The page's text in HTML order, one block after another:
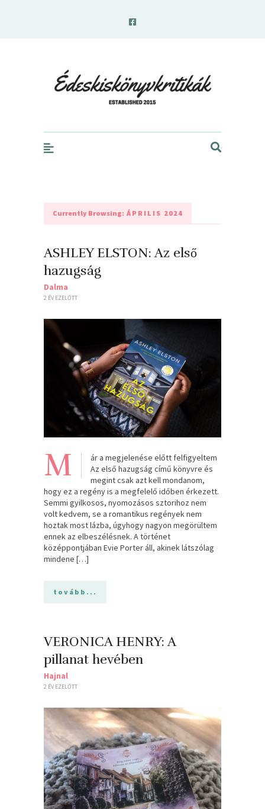
Currently Browsing: ÁPRILIS 2024
ASHLEY ELSTON: Az ​első
hazugság
Dalma
2 ÉV EZELŐTT
M
ár a megjelenése előtt felfigyeltem
Az első hazugság című könyvre és
megint csak azt kell mondanom,
hogy ez a regény is a megfelelő időben érkezett.
Semmi gyilkosos, nyomozásos sztorihoz nem
volt kedvem, se a romantikus regények nem
hoztak most lázba, úgyhogy nagyon megörültem
ennek az elbeszélésnek. A történet
középpontjában Evie Porter áll, akinek látszólag
mindene […]
tovább...
VERONICA HENRY: A
pillanat hevében
Hajnal
2 ÉV EZELŐTT